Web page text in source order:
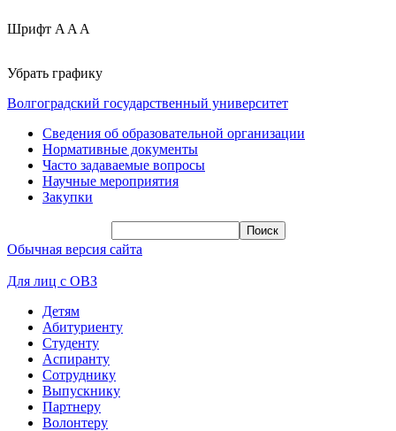
Шрифт A A A
Убрать графику
Волгоградский государственный университет
Сведения об образовательной организации
Нормативные документы
Часто задаваемые вопросы
Научные мероприятия
Закупки
Обычная версия сайта
Для лиц с ОВЗ
Детям
Абитуриенту
Студенту
Аспиранту
Сотруднику
Выпускнику
Партнеру
Волонтеру